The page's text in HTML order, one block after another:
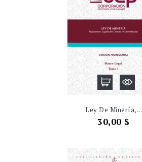
Ley De Minería,...
Precio
30,00 $